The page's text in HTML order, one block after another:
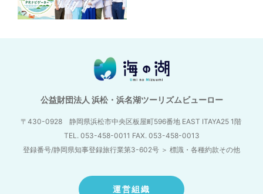
公益財団法人 浜松・浜名湖ツーリズムビューロー
〒430-0928 静岡県浜松市中央区板屋町596番地 EAST ITAYA25 1階
TEL. 053-458-0011 FAX. 053-458-0013
登録番号/静岡県知事登録旅行業第3-602号 ＞ 標識・各種約款その他
運営組織